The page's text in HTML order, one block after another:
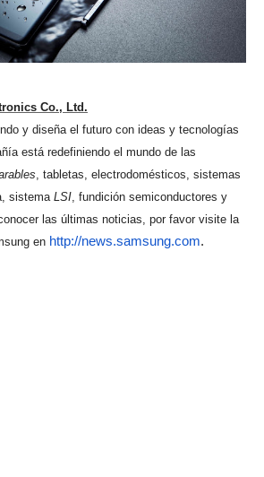
Co., Ltd.
y diseña el futuro con ideas y tecnologías
está redefiniendo el mundo de las
, tabletas, electrodomésticos, sistemas
sistemaLSI, fundición semiconductores y
las últimas noticias, por favor visite la
en http://news.samsung.com.